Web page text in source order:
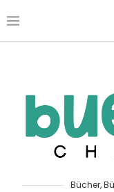
Bücher,